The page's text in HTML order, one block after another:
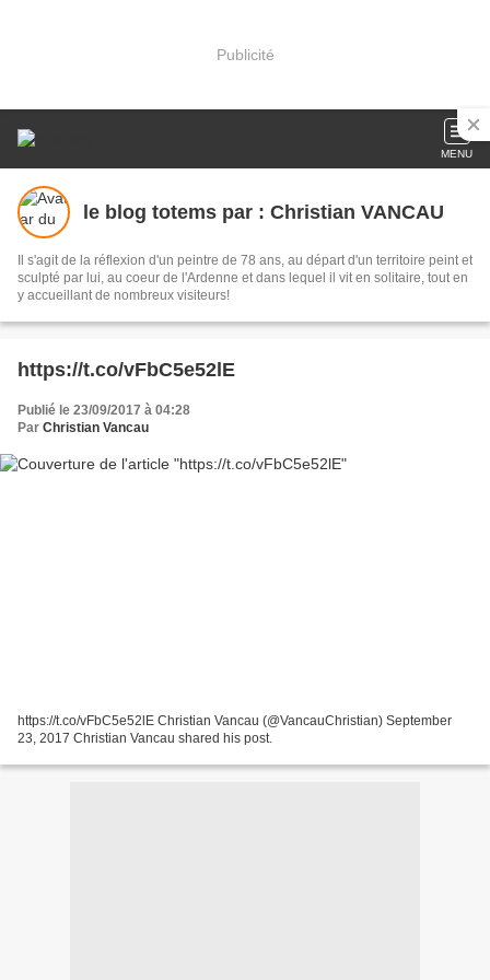
Publicité
MENU
le blog totems par : Christian VANCAU
Il s'agit de la réflexion d'un peintre de 78 ans, au départ d'un territoire peint et
sculpté par lui, au coeur de l'Ardenne et dans lequel il vit en solitaire, tout en
y accueillant de nombreux visiteurs!
https://t.co/vFbC5e52lE
Publié le 23/09/2017 à 04:28
Par Christian Vancau
https://t.co/vFbC5e52lE Christian Vancau (@VancauChristian) September
23, 2017 Christian Vancau shared his post.